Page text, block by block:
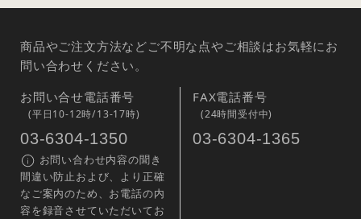
商品やご注文方法などご不明な点やご相談はお気軽にお
問い合わせください。
お問い合せ電話番号
(平日10-12時/13-17時)
03-6304-1350
お問い合わせ内容の聞き
間違い防止および、より正確
なご案内のため、お電話の内
容を録音させていただいてお
FAX電話番号
(24時間受付中)
03-6304-1365